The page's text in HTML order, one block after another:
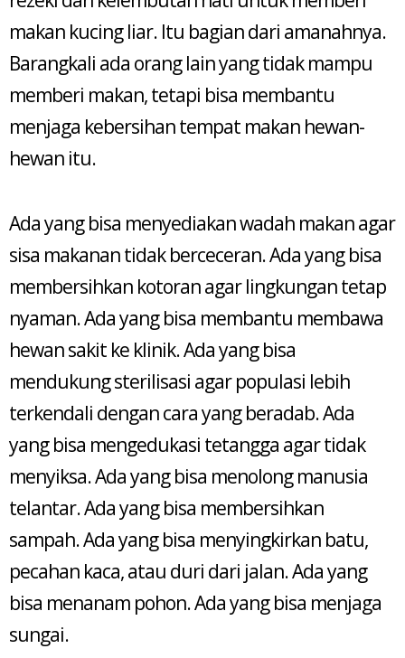
makan kucing liar. Itu bagian dari amanahnya.
Barangkali ada orang lain yang tidak mampu
memberi makan, tetapi bisa membantu
menjaga kebersihan tempat makan hewan-
hewan itu.
Ada yang bisa menyediakan wadah makan agar
sisa makanan tidak berceceran. Ada yang bisa
membersihkan kotoran agar lingkungan tetap
nyaman. Ada yang bisa membantu membawa
hewan sakit ke klinik. Ada yang bisa
mendukung sterilisasi agar populasi lebih
terkendali dengan cara yang beradab. Ada
yang bisa mengedukasi tetangga agar tidak
menyiksa. Ada yang bisa menolong manusia
telantar. Ada yang bisa membersihkan
sampah. Ada yang bisa menyingkirkan batu,
pecahan kaca, atau duri dari jalan. Ada yang
bisa menanam pohon. Ada yang bisa menjaga
sungai.